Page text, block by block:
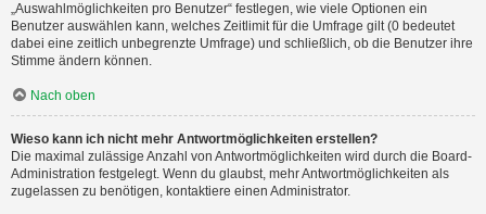
„Auswahlmöglichkeiten pro Benutzer“ festlegen, wie viele Optionen ein
Benutzer auswählen kann, welches Zeitlimit für die Umfrage gilt (0 bedeutet
dabei eine zeitlich unbegrenzte Umfrage) und schließlich, ob die Benutzer ihre
Stimme ändern können.
Nach oben
Wieso kann ich nicht mehr Antwortmöglichkeiten erstellen?
Die maximal zulässige Anzahl von Antwortmöglichkeiten wird durch die Board-
Administration festgelegt. Wenn du glaubst, mehr Antwortmöglichkeiten als
zugelassen zu benötigen, kontaktiere einen Administrator.